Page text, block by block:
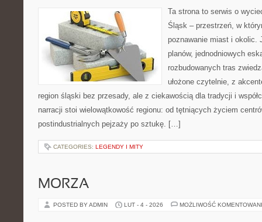
Ta strona to serwis o
Śląsk – przestrzeń, w
poznawanie miast i okolic.
planów, jednodniowych
rozbudowanych tras
ułożone czytelnie, z
region śląski bez przesady, ale z ciekawością dla tradycji i
narracji stoi wielowątkowość regionu: od tętniących życiem
postindustrialnych pejzaży po sztukę. […]
CATEGORIES: LEGENDY I MITY
MORZA
POSTED BY ADMIN LUT - 4 - 2026 MOŻLIWOŚĆ